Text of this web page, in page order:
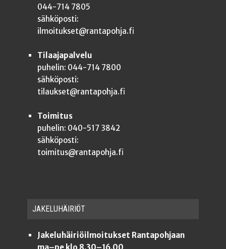
044-714 7805
sähköposti:
ilmoitukset@rantapohja.fi
Tilaajapalvelu
puhelin: 044-714 7800
sähköposti:
tilaukset@rantapohja.fi
Toimitus
puhelin: 040-517 3842
sähköposti:
toimitus@rantapohja.fi
JAKE­LU­HÄI­RIÖT
Jakeluhäiriöilmoitukset Rantapohjaan
ma–pe klo 8.30–16.00